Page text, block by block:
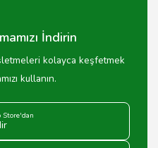
İndirin
kolayca keşfetmek
kullanın.
Store'dan